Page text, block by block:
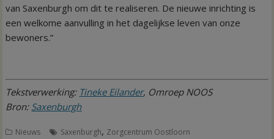
van Saxenburgh om dit te realiseren. De nieuwe inrichting is
een welkome aanvulling in het dagelijkse leven van onze
bewoners.”
Tekstverwerking: Tineke Eilander, Omroep NOOS
Bron: Saxenburgh
Nieuws Saxenburgh, Zorgcentrum Oostloorn